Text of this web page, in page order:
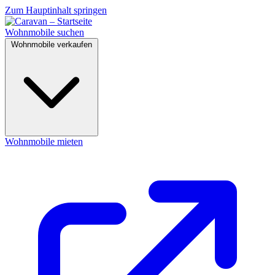
Zum Hauptinhalt springen
Wohnmobile suchen
Wohnmobile verkaufen
Wohnmobile mieten